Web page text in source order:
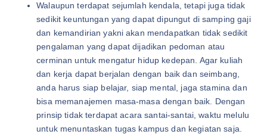
Walaupun terdapat sejumlah kendala, tetapi juga tidak
sedikit keuntungan yang dapat dipungut di samping gaji
dan kemandirian yakni akan mendapatkan tidak sedikit
pengalaman yang dapat dijadikan pedoman atau
cerminan untuk mengatur hidup kedepan. Agar kuliah
dan kerja dapat berjalan dengan baik dan seimbang,
anda harus siap belajar, siap mental, jaga stamina dan
bisa memanajemen masa-masa dengan baik. Dengan
prinsip tidak terdapat acara santai-santai, waktu melulu
untuk menuntaskan tugas kampus dan kegiatan saja.